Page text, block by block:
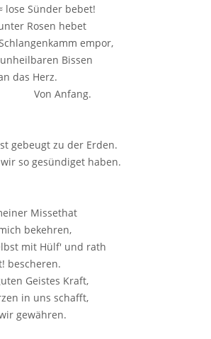
lose Sünder bebet!
Rosen hebet
empor,
Bissen
das Herz.
gebeugt zu der Erden.
so gesündiget haben.
Missethat
bekehren,
mit Hülf' und rath
bescheren.
Geistes Kraft,
in uns schafft,
gewähren.